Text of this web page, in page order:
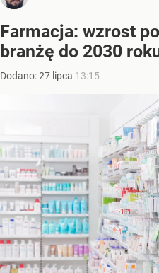
Farmacja: wzrost
branżę do 2030
Dodano:27 lipca 13:15